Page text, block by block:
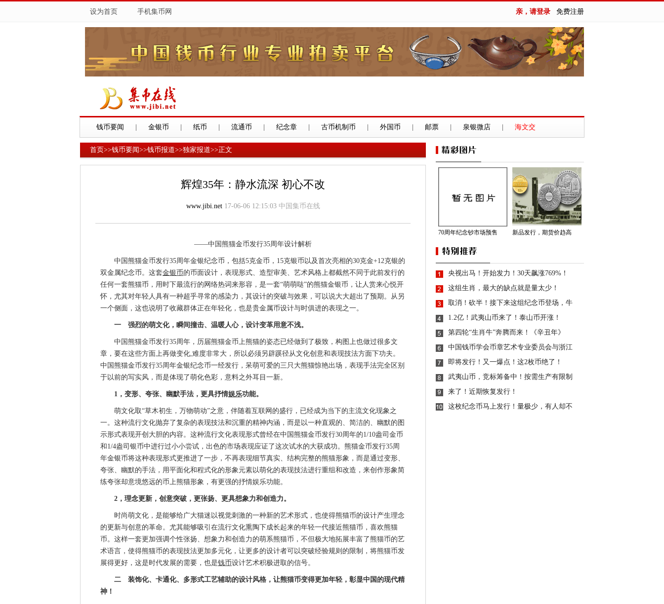
设为首页 手机集币网 亲，请登录 免费注册
钱币要闻 金银币 纸币 流通币 纪念章 古币机制币 外国币 邮票 泉银微店 海文交
首页>>钱币要闻>>钱币报道>>独家报道>>正文
辉煌35年：静水流深 初心不改
www.jibi.net 17-06-06 12:15:03 中国集币在线
——中国熊猫金币发行35周年设计解析
中国熊猫金币发行35周年金银纪念币，包括5克金币，15克银币以及首次亮相的30克金+12克银的
双金属纪念币。这套金银币的币面设计，表现形式、造型审美、艺术风格上都截然不同于此前发行的
任何一套熊猫币，用时下最流行的网络热词来形容，是一套“萌萌哒”的熊猫金银币，让人赏来心悦开
怀，尤其对年轻人具有一种超乎寻常的感染力，其设计的突破与效果，可以说大大超出了预期。从另
一个侧面，这也说明了收藏群体正在年轻化，也是贵金属币设计与时俱进的表现之一。
一 强烈的萌文化，瞬间撞击、温暖人心，设计变革用意不浅。
中国熊猫金币发行35周年，历届熊猫金币上熊猫的姿态已经做到了极致，构图上也做过很多文
章，要在这些方面上再做变化,难度非常大，所以必须另辟蹊径从文化创意和表现技法方面下功夫。
中国熊猫金币发行35周年金银纪念币一经发行，呆萌可爱的三只大熊猫惊艳出场，表现手法完全区别
于以前的写实风，而是体现了萌化色彩，意料之外耳目一新。
1，变形、夸张、幽默手法，更具抒情娱乐功能。
萌文化取“草木初生，万物萌动”之意，伴随着互联网的盛行，已经成为当下的主流文化现象之
一。这种流行文化抛弃了复杂的表现技法和沉重的精神内涵，而是以一种直观的、简洁的、幽默的图
示形式表现开创大胆的内容。这种流行文化表现形式曾经在中国熊猫金币发行30周年的1/10盎司金币
和1/4盎司银币中进行过小小尝试，出色的市场表现应证了这次试水的大获成功。熊猫金币发行35周
年金银币将这种表现形式更推进了一步，不再表现细节真实、结构完整的熊猫形象，而是通过变形、
夸张、幽默的手法，用平面化和程式化的形象元素以萌化的表现技法进行重组和改造，来创作形象简
练夸张却意境悠远的币上熊猫形象，有更强的抒情娱乐功能。
2，理念更新，创意突破，更张扬、更具想象力和创造力。
时尚萌文化，是能够给广大猫迷以视觉刺激的一种新的艺术形式，也使得熊猫币的设计产生理念
的更新与创意的革命。尤其能够吸引在流行文化熏陶下成长起来的年轻一代接近熊猫币，喜欢熊猫
币。这样一套更加强调个性张扬、想象力和创造力的萌系熊猫币，不但极大地拓展丰富了熊猫币的艺
术语言，使得熊猫币的表现技法更加多元化，让更多的设计者可以突破经验规则的限制，将熊猫币发
展得更好，这是时代发展的需要，也是钱币设计艺术积极进取的信号。
二 装饰化、卡通化、多形式工艺辅助的设计风格，让熊猫币变得更加年轻，彰显中国的现代精
神！
70周年纪念钞市场预售 新品发行，期货价趋高
央视出马！开始发力！30天飙涨769%！
这组生肖，最大的缺点就是量太少！
取消！砍半！接下来这组纪念币登场，牛
1.2亿！武夷山币来了！泰山币开涨！
第四轮“生肖牛”奔腾而来！《辛丑年》
中国钱币学会币章艺术专业委员会与浙江
即将发行！又一爆点！这2枚币绝了！
武夷山币，竞标筹备中！按需生产有限制
来了！近期恢复发行！
这枚纪念币马上发行！量极少，有人却不